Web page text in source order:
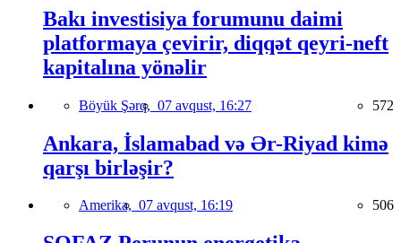
Bakı investisiya forumunu daimi
platformaya çevirir, diqqət qeyri-neft
kapitalına yönəlir
Böyük Şərq, 07 avqust, 16:27 572
Ankara, İslamabad və Ər-Riyad kimə
qarşı birləşir?
Amerika, 07 avqust, 16:19 506